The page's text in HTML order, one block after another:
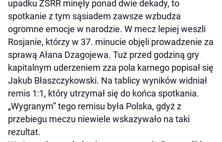
upadku ZSRR minęły ponad dwie dekady, to
spotkanie z tym sąsiadem zawsze wzbudza
ogromne emocje w narodzie. W mecz lepiej weszli
Rosjanie, którzy w 37. minucie objęli prowadzenie za
sprawą Ałana Dzagojewa. Tuż przed godziną gry
kapitalnym uderzeniem zza pola karnego popisał się
Jakub Błaszczykowski. Na tablicy wyników widniał
remis 1:1, który utrzymał się do końca spotkania.
„Wygranym” tego remisu była Polska, gdyż z
przebiegu meczu niewiele wskazywało na taki
rezultat.